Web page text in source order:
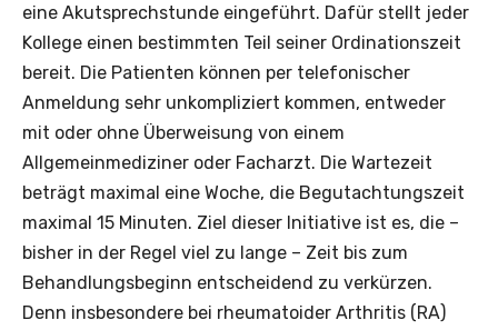
eine Akutsprechstunde eingeführt. Dafür stellt jeder
Kollege einen bestimmten Teil seiner Ordinationszeit
bereit. Die Patienten können per telefonischer
Anmeldung sehr unkompliziert kommen, entweder
mit oder ohne Überweisung von einem
Allgemeinmediziner oder Facharzt. Die Wartezeit
beträgt maximal eine Woche, die Begutachtungszeit
maximal 15 Minuten. Ziel dieser Initiative ist es, die –
bisher in der Regel viel zu lange – Zeit bis zum
Behandlungsbeginn entscheidend zu verkürzen.
Denn insbesondere bei rheumatoider Arthritis (RA)